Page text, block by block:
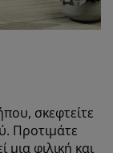
σκεφτείτε
Προτιμάτε
φιλική και